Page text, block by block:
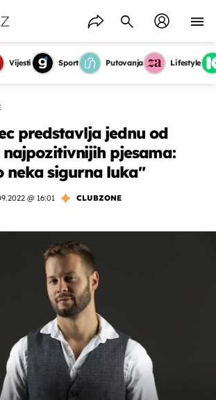
Vijesti Sport Putovanja Lifestyle
predstavlja jednu od
pjesama:
neka sigurna luka"
@ 16:01
CLUBZONE
OBAVIJESTI